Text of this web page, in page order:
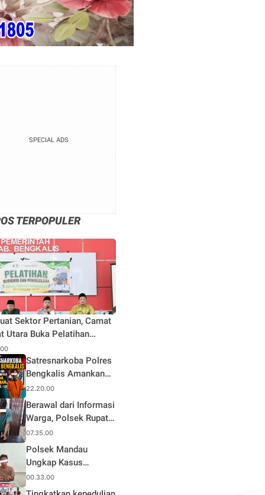
SPECIAL ADS
TERPOPULER
Sektor Pertanian, Camat
Utara Buka Pelatihan
dan Pengelolaan Hasil
Pertanian di Desa Teluk
Satresnarkoba Polres
Bengkalis Amankan
Terduga Pengedar
Sabu di Mandau, Sita
1,59 Gram Barang
Bukti
22.20.00
Berawal dari Informasi
Warga, Polsek Rupat
Ungkap Kasus Sabu
dan Amankan Seorang
Pria
07.35.00
Polsek Mandau
Ungkap Kasus
Narkotika, Seorang
Pria Diamankan
00.33.00